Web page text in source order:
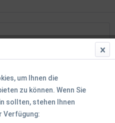
um Ihnen die
zu können. Wenn Sie
sollten, stehen Ihnen
Verfügung: